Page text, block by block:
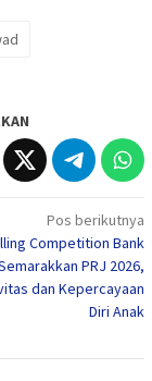
Pos berikutnya
Competition Bank
PRJ 2026,
dan Kepercayaan
Diri Anak